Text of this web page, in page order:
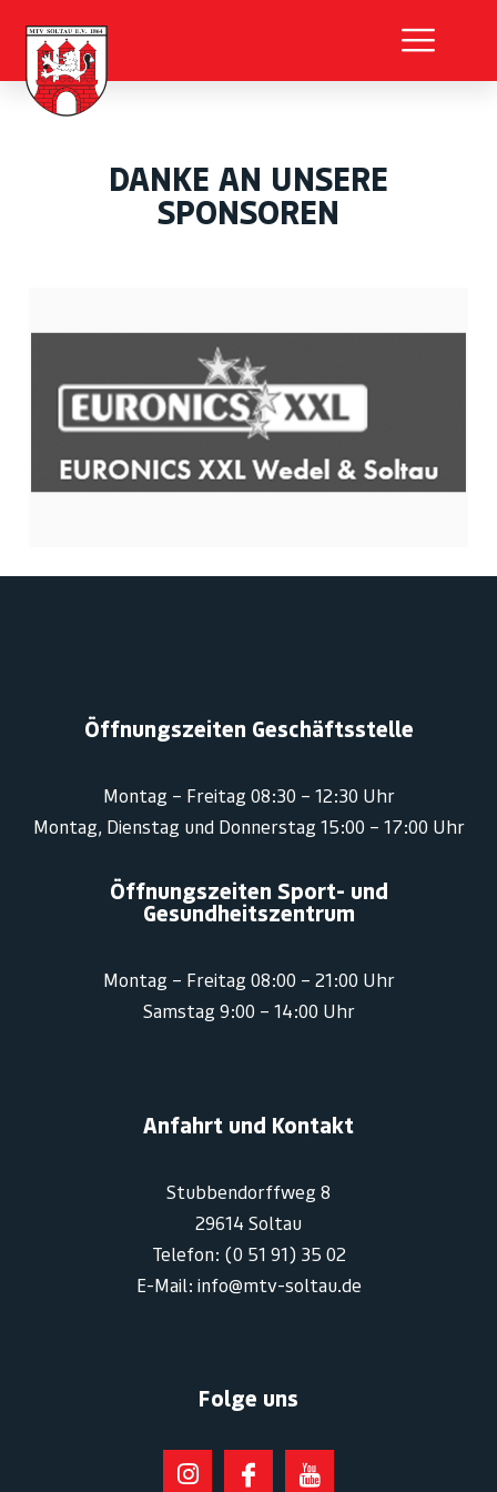
DANKE AN UNSERE
SPONSOREN
Öffnungszeiten Geschäftsstelle
Montag – Freitag 08:30 – 12:30 Uhr
Montag, Dienstag und Donnerstag 15:00 – 17:00 Uhr
Öffnungszeiten Sport- und
Gesundheitszentrum
Montag – Freitag 08:00 – 21:00 Uhr
Samstag 9:00 – 14:00 Uhr
Anfahrt und Kontakt
Stubbendorffweg 8
29614 Soltau
Telefon: (0 51 91) 35 02
E-Mail: info@mtv-soltau.de
Folge uns